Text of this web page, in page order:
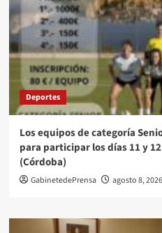
Deportes
Los equipos de categoría
para participar los días 11 y
(Córdoba)
GabinetedePrensa agosto 8, 2026